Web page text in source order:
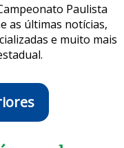
Paulista
as últimas notícias,
e muito mais